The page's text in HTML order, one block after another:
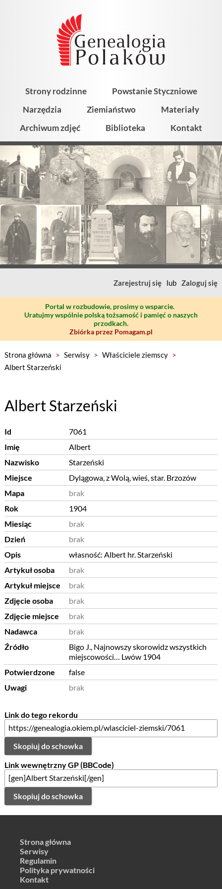
Strony rodzinne
Powstanie Styczniowe
Narzędzia
Ziemiaństwo
Materiały
Archiwum zdjęć
Biblioteka Kontakt
Zarejestruj się lub Zaloguj się
Portal w rozbudowie, prosimy o wsparcie.
Uratujmy wspólnie polską tożsamość i pamięć o naszych
przodkach.
Zbiórka przez Pomagam.pl
Strona główna > Serwisy > Właściciele ziemscy >
Albert Starzeński
Albert Starzeński
Id
7061
Imię
Albert
Nazwisko
Starzeński
Miejsce
Dylągowa, z Wolą, wieś, star. Brzozów
Mapa
brak
Rok
1904
Miesiąc
brak
Dzień
brak
Opis
własność: Albert hr. Starzeński
Artykuł osoba
brak
Artykuł miejsce
brak
Zdjęcie osoba
brak
Zdjęcie miejsce
brak
Nadawca
brak
Źródło
Bigo J., Najnowszy skorowidz wszystkich
miejscowości… Lwów 1904
Potwierdzone
false
Uwagi
brak
Link do tego rekordu
Skopiuj do schowka
Link wewnętrzny GP (BBCode)
Skopiuj do schowka
Strona główna
Serwisy
Regulamin
Polityka prywatności
Kontakt